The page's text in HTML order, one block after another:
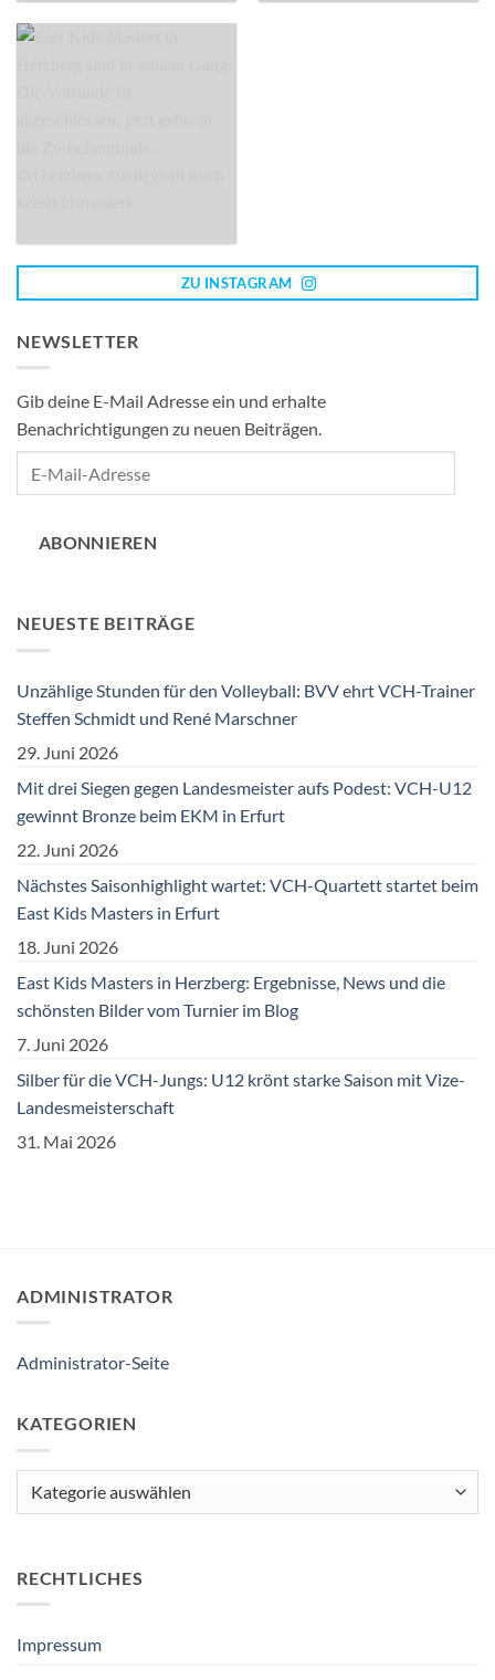
ZU INSTAGRAM
NEWSLETTER
Gib deine E-Mail Adresse ein und erhalte
Benachrichtigungen zu neuen Beiträgen.
ABONNIEREN
NEUESTE BEITRÄGE
Unzählige Stunden für den Volleyball: BVV ehrt VCH-Trainer
Steffen Schmidt und René Marschner
29. Juni 2026
Mit drei Siegen gegen Landesmeister aufs Podest: VCH-U12
gewinnt Bronze beim EKM in Erfurt
22. Juni 2026
Nächstes Saisonhighlight wartet: VCH-Quartett startet beim
East Kids Masters in Erfurt
18. Juni 2026
East Kids Masters in Herzberg: Ergebnisse, News und die
schönsten Bilder vom Turnier im Blog
7. Juni 2026
Silber für die VCH-Jungs: U12 krönt starke Saison mit Vize-
Landesmeisterschaft
31. Mai 2026
ADMINISTRATOR
Administrator-Seite
KATEGORIEN
RECHTLICHES
Impressum